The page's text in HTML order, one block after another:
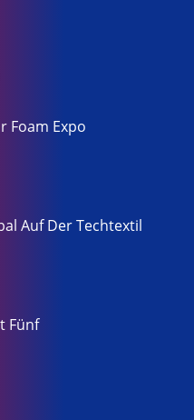
Foam Expo
Auf Der Techtextil
Fünf